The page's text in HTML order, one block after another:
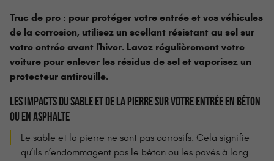
Truc de pro : pour protéger votre entrée et vos véhicules
de la corrosion, utilisez un scellant résistant au sel sur
votre entrée avant l'hiver. Lavez régulièrement votre
voiture pour enlever les résidus de sel et vaporisez un
protecteur antirouille.
LES IMPACTS DU SABLE ET DE LA PIERRE SUR VOTRE ENTRÉE EN BÉTON
OU EN ASPHALTE
Le sable et la pierre ne sont pas corrosifs. Cela signifie
qu’ils n’endommagent pas le béton ou les pavés à long